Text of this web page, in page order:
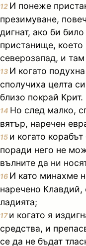
12 И понеже
презимуване,
дигнат, ако би
пристанище,
северозапад, и
13 И когато
сполучиха целта
близо покрай Крит.
14 Но след малко,
вятър, наречен
15 и когато
поради него не
вълните да ни
16 И като минахме
наречено
ладията;
17и когато я
средства, и
се да не бъдат